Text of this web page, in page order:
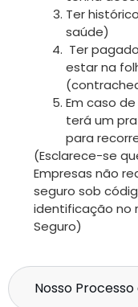
Ter
saúde)
Ter
estar na
Em caso
terá um
para
(Esclarece-se
Empresas não
seguro sob
identificação no
Seguro)
Nosso